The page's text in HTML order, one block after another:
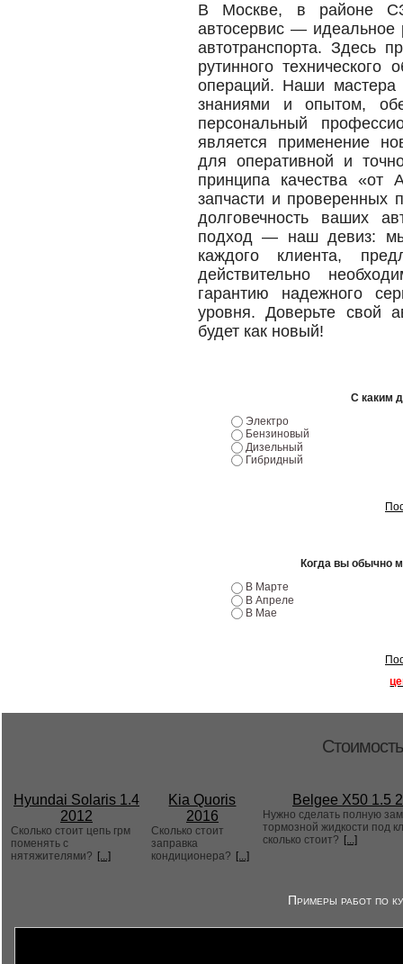
В Москве, в районе
автосервис — идеальное
автотранспорта. Здесь
рутинного
операций. Наши мастера
знаниями и опытом,
персональный
является применение
для оперативной и
принципа качества «от
запчасти и проверенных
долговечность ваших
подход — наш девиз: мы
каждого клиента,
действительно
гарантию надежного
уровня. Доверьте свой
будет как новый!
С каким
Электро
Бензиновый
Дизельный
Гибридный
Когда вы обычно
В Марте
В Апреле
В Мае
Hyundai Solaris 1.4
2012
Сколько стоит цепь грм
поменять с
нятяжителями? [...]
Kia Quoris
2016
Сколько стоит
заправка
кондиционера? [...]
Belgee X50 1.5
Нужно сделать полную
тормозной жидкости под
сколько стоит? [...]
Примеры работ по